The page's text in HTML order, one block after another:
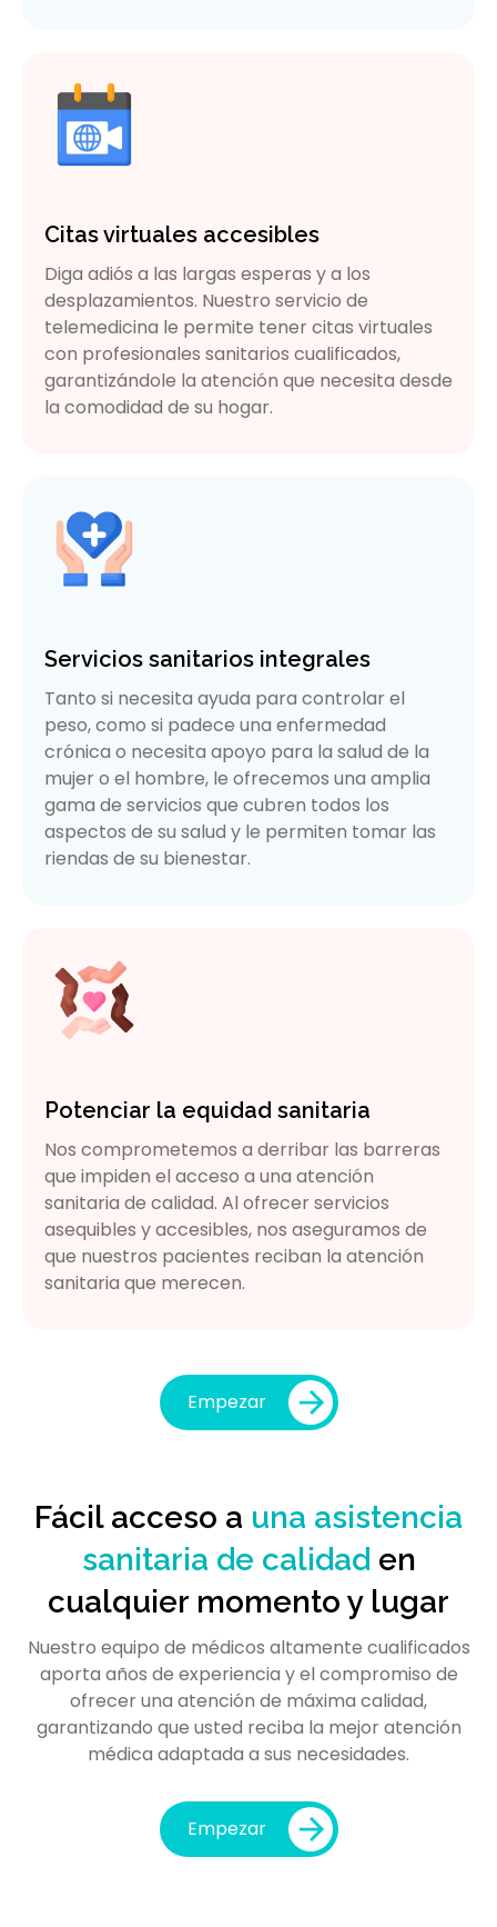
Citas virtuales accesibles
Diga adiós a las largas esperas y a los
desplazamientos. Nuestro servicio de
telemedicina le permite tener citas virtuales
con profesionales sanitarios cualificados,
garantizándole la atención que necesita desde
la comodidad de su hogar.
Servicios sanitarios integrales
Tanto si necesita ayuda para controlar el
peso, como si padece una enfermedad
crónica o necesita apoyo para la salud de la
mujer o el hombre, le ofrecemos una amplia
gama de servicios que cubren todos los
aspectos de su salud y le permiten tomar las
riendas de su bienestar.
Potenciar la equidad sanitaria
Nos comprometemos a derribar las barreras
que impiden el acceso a una atención
sanitaria de calidad. Al ofrecer servicios
asequibles y accesibles, nos aseguramos de
que nuestros pacientes reciban la atención
sanitaria que merecen.
Empezar
Fácil acceso a una asistencia
sanitaria de calidad en
cualquier momento y lugar
Nuestro equipo de médicos altamente cualificados
aporta años de experiencia y el compromiso de
ofrecer una atención de máxima calidad,
garantizando que usted reciba la mejor atención
médica adaptada a sus necesidades.
Empezar